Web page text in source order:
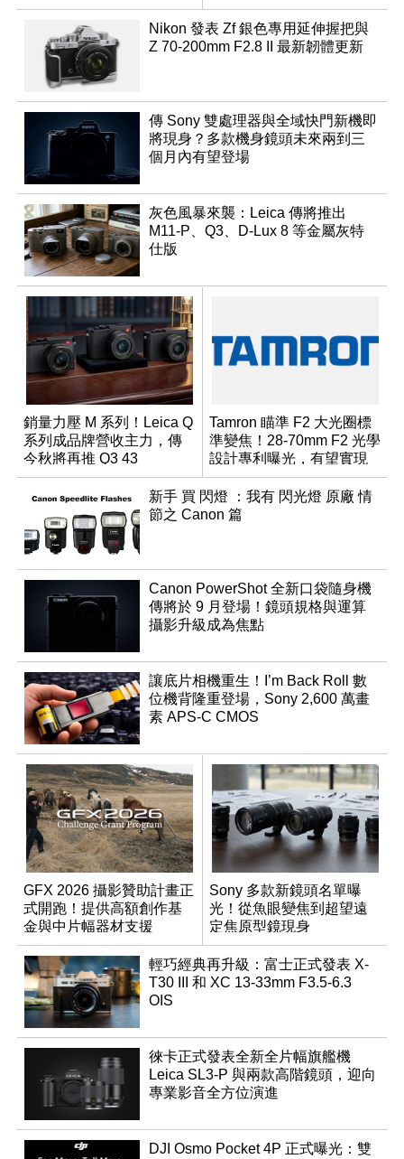
NT$144,980
Nikon 發表 Zf 銀色專用延伸握把與
Z 70-200mm F2.8 II 最新韌體更新
傳 Sony 雙處理器與全域快門新機即
將現身？多款機身鏡頭未來兩到三
個月內有望登場
灰色風暴來襲：Leica 傳將推出
M11-P、Q3、D-Lux 8 等金屬灰特
仕版
銷量力壓 M 系列！Leica Q
系列成品牌營收主力，傳
今秋將再推 Q3 43
Monochrom
Tamron 瞄準 F2 大光圈標
準變焦！28-70mm F2 光學
設計專利曝光，有望實現
小型化
新手 買 閃燈 ：我有 閃光燈 原廠 情
節之 Canon 篇
Canon PowerShot 全新口袋隨身機
傳將於 9 月登場！鏡頭規格與運算
攝影升級成為焦點
讓底片相機重生！I’m Back Roll 數
位機背隆重登場，Sony 2,600 萬畫
素 APS-C CMOS
GFX 2026 攝影贊助計畫正
式開跑！提供高額創作基
金與中片幅器材支援
Sony 多款新鏡頭名單曝
光！從魚眼變焦到超望遠
定焦原型鏡現身
輕巧經典再升級：富士正式發表 X-
T30 III 和 XC 13-33mm F3.5-6.3
OIS
徠卡正式發表全新全片幅旗艦機
Leica SL3-P 與兩款高階鏡頭，迎向
專業影音全方位演進
DJI Osmo Pocket 4P 正式曝光：雙